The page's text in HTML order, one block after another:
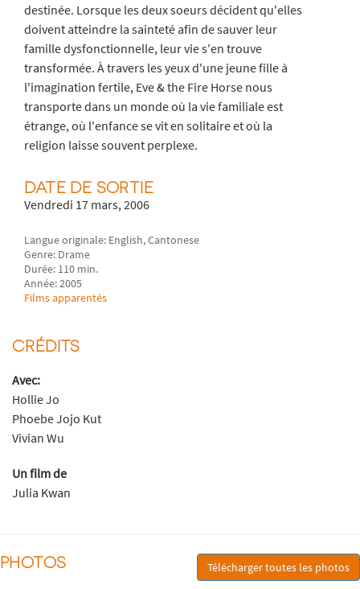
destinée. Lorsque les deux soeurs décident qu'elles
doivent atteindre la sainteté afin de sauver leur
famille dysfonctionnelle, leur vie s'en trouve
transformée. À travers les yeux d'une jeune fille à
l'imagination fertile, Eve & the Fire Horse nous
transporte dans un monde où la vie familiale est
étrange, où l'enfance se vit en solitaire et où la
religion laisse souvent perplexe.
DATE DE SORTIE
Vendredi 17 mars, 2006
Langue originale: English, Cantonese
Genre: Drame
Durée: 110 min.
Année: 2005
Films apparentés
CRÉDITS
Avec:
Hollie Jo
Phoebe Jojo Kut
Vivian Wu
Un film de
Julia Kwan
PHOTOS Télécharger toutes les photos